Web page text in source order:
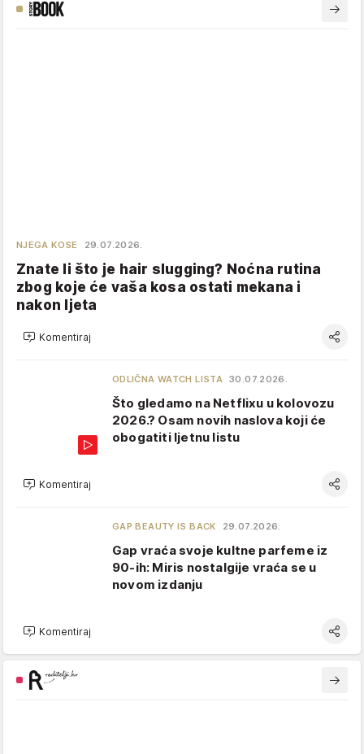
NJEGA KOSE 29.07.2026.
Znate li što je hair slugging? Noćna rutina
zbog koje će vaša kosa ostati mekana i
nakon ljeta
Komentiraj
ODLIČNA WATCH LISTA 30.07.2026.
Što gledamo na Netflixu u kolovozu
2026.? Osam novih naslova koji će
obogatiti ljetnu listu
Komentiraj
GAP BEAUTY IS BACK 29.07.2026.
Gap vraća svoje kultne parfeme iz
90-ih: Miris nostalgije vraća se u
novom izdanju
Komentiraj